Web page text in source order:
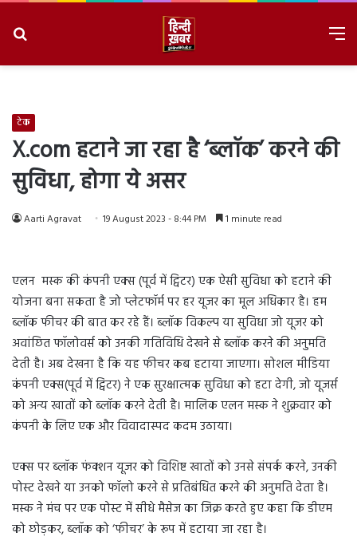
टेक
X.com हटाने जा रहा है ‘ब्लॉक’ करने की
सुविधा, होगा ये असर
Aarti Agravat 19 August 2023 - 8:44 PM 1 minute read
एलन मस्क की कंपनी एक्स (पूर्व में ट्विटर) एक ऐसी सुविधा को हटाने की
योजना बना सकता है जो प्लेटफॉर्म पर हर यूजर का मूल अधिकार है। हम
ब्लॉक फीचर की बात कर रहे हैं। ब्लॉक विकल्प या सुविधा जो यूजर को
अवांछित फॉलोवर्स को उनकी गतिविधि देखने से ब्लॉक करने की अनुमति
देती है। अब देखना है कि यह फीचर कब हटाया जाएगा। सोशल मीडिया
कंपनी एक्स(पूर्व में ट्विटर) ने एक सुरक्षात्मक सुविधा को हटा देगी, जो यूजर्स
को अन्य खातों को ब्लॉक करने देती है। मालिक एलन मस्क ने शुक्रवार को
कंपनी के लिए एक और विवादास्पद कदम उठाया।
एक्स पर ब्लॉक फंक्शन यूजर को विशिष्ट खातों को उनसे संपर्क करने, उनकी
पोस्ट देखने या उनको फॉलो करने से प्रतिबंधित करने की अनुमति देता है।
मस्क ने मंच पर एक पोस्ट में सीधे मैसेज का जिक्र करते हुए कहा कि डीएम
को छोड़कर, ब्लॉक को ‘फीचर’ के रूप में हटाया जा रहा है।